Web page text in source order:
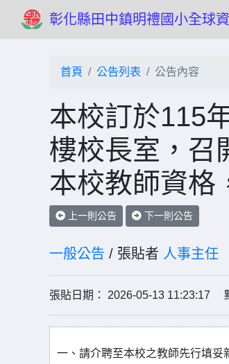
彰化縣田中鎮明禮國小全球
首頁 公告列表 公告內容
本校訂於115
樓校長室，召
本校教師資格
上一則公告 下一則公告
一般公告 / 張貼者 人事主任
張貼日期： 2026-05-13 11:23:17
一、請介聘至本校之教師先行填妥